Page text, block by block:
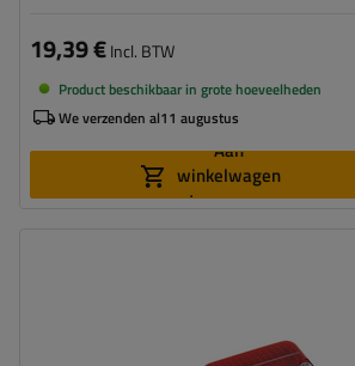
19,39 €Incl. BTW
Product beschikbaar in grote hoeveelheden
We verzenden al11 augustus
Aan
winkelwagen
toevoegen
draad